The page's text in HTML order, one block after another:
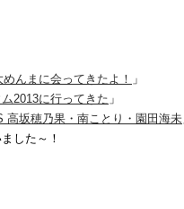
んまに会ってきたよ！ 」
2013に行ってきた 」
高坂穂乃果・南ことり・園田海未
した～！